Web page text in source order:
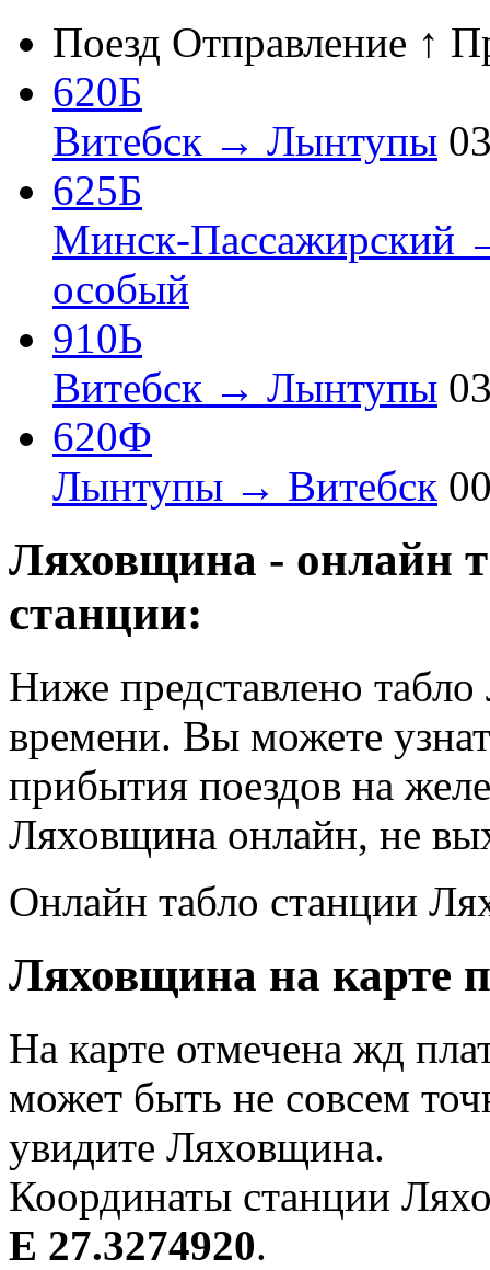
Поезд Отправление ↑
620Б
Витебск → Лынтупы
625Б
Минск-Пассажирский
особый
910Ь
Витебск → Лынтупы
620Ф
Лынтупы → Витебск
Ляховщина - онлайн
станции:
Ниже представлено
времени. Вы можете
прибытия поездов на
Ляховщина онлайн, не
Онлайн табло станции
Ляховщина на карте
На карте отмечена жд
может быть не совсем
увидите Ляховщина.
Координаты станции
E 27.3274920.